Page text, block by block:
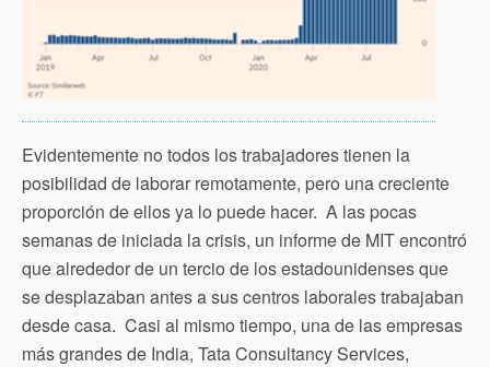
Evidentemente no todos los trabajadores tienen la
posibilidad de laborar remotamente, pero una creciente
proporción de ellos ya lo puede hacer. A las pocas
semanas de iniciada la crisis, un informe de MIT encontró
que alrededor de un tercio de los estadounidenses que
se desplazaban antes a sus centros laborales trabajaban
desde casa. Casi al mismo tiempo, una de las empresas
más grandes de India, Tata Consultancy Services,